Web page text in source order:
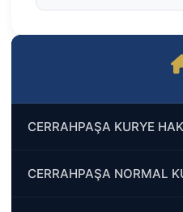
CERRAHPAŞA KURYE
CERRAHPAŞA NORMAL